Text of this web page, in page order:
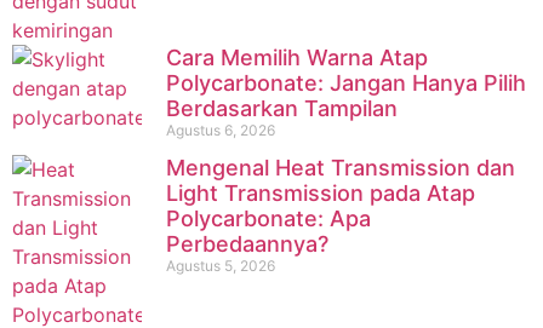
Cara Memilih Warna Atap
Polycarbonate: Jangan Hanya Pilih
Berdasarkan Tampilan
Agustus 6, 2026
Mengenal Heat Transmission dan
Light Transmission pada Atap
Polycarbonate: Apa
Perbedaannya?
Agustus 5, 2026